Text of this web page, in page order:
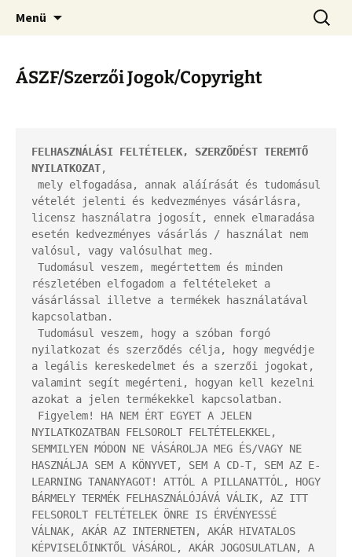
Kamionos Nyelvleckék
Kamionos Szakmai Nyelvleckék
Menü
ÁSZF/Szerzői Jogok/Copyright
FELHASZNÁLÁSI FELTÉTELEK, SZERZŐDÉST TEREMTŐ
NYILATKOZAT,
vételét jelenti és kedvezményes vásárlásra,
licensz használatra jogosít, ennek elmaradása
esetén kedvezményes vásárlás / használat nem
valósul, vagy valósulhat meg.
részletében elfogadom a feltételeket a
vásárlással illetve a termékek használatával
kapcsolatban.
nyilatkozat és szerződés célja, hogy megvédje
a legális kereskedelmet és a szerzői jogokat,
valamint segít megérteni, hogyan kell kezelni
azokat a jelen termékekkel kapcsolatban.
NYILATKOZATBAN FELSOROLT FELTÉTELEKKEL,
SEMMILYEN MÓDON NE VÁSÁROLJA MEG ÉS/VAGY NE
HASZNÁLJA SEM A KÖNYVET, SEM A CD-T, SEM AZ E-
LEARNING TANANYAGOT! ATTÓL A PILLANATTÓL, HOGY
BÁRMELY TERMÉK FELHASZNÁLÓJÁVÁ VÁLIK, AZ ITT
FELSOROLT FELTÉTELEK ÖNRE IS ÉRVÉNYESSÉ
VÁLNAK, AKÁR AZ INTERNETEN, AKÁR HIVATALOS
KÉPVISELŐINKTŐL VÁSÁROL, AKÁR JOGOSULATLAN, A